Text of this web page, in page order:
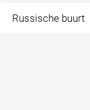
Russische buurt